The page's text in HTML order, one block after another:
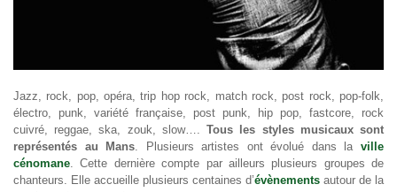
Jazz, rock, pop, opéra, trip hop rock, match rock, post rock, pop-folk,
électro, punk, variété française, post punk, hip pop, fastcore, rock
cuivré, reggae, ska, zouk, slow….Tous les styles musicaux sont
représentés au Mans . Plusieurs artistes ont évolué dans laville
cénomane . Cette dernière compte par ailleurs plusieurs groupes de
chanteurs. Elle accueille plusieurs centaines d’évènements autour de la